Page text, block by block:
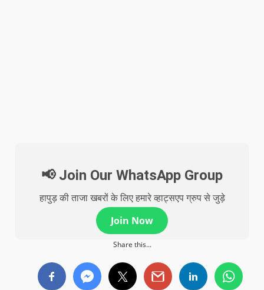
📢 Join Our WhatsApp Group
हापुड़ की ताजा खबरों के लिए हमारे व्हाट्सएप ग्रुप से जुड़े
Join Now
Share this...